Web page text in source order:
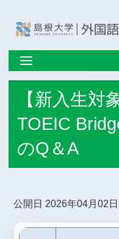
【新入生対
TOEIC
のQ＆A
公開日 2026年04月02日